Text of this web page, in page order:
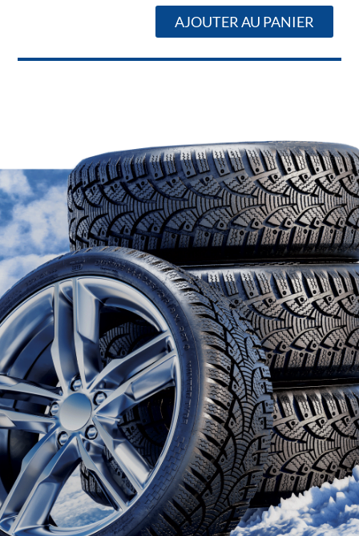
AJOUTER AU PANIER